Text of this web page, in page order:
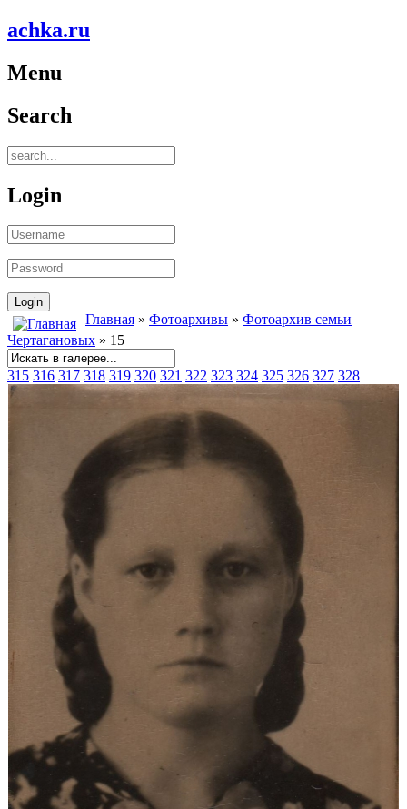
achka.ru
Menu
Search
Login
Главная » Фотоархивы » Фотоархив семьи
Чертагановых » 15
315 316 317 318 319 320 321 322 323 324 325 326 327 328